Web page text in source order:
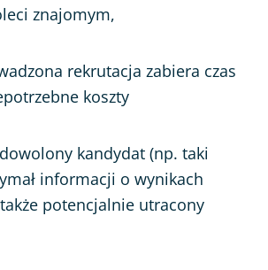
znajomym,
rekrutacja zabiera czas
koszty
kandydat (np. taki
informacji o wynikach
potencjalnie utracony